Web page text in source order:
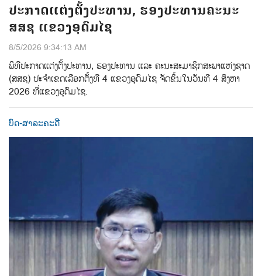
ປະກາດແຕ່ງຕັ້ງປະທານ, ຮອງປະທານຄະນະ
ສສຊ ແຂວງອຸດົມໄຊ
8/5/2026 9:34:13 AM
ພິທີປະກາດແຕ່ງຕ້ັງປະທານ, ຮອງປະທານ ແລະ ຄະນະສະມາຊິກສະພາແຫ່ງຊາດ
(ສສຊ) ປະຈຳເຂດເລືອກຕັ້ງທີ 4 ແຂວງອຸດົມໄຊ ຈັດຂຶ້ນໃນວັນທີ 4 ສິງຫາ
2026 ທີ່ແຂວງອຸດົມໄຊ.
ບົດ-ສາລະຄະດີ